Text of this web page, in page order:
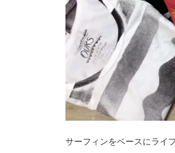
サーフィンをベースにライ